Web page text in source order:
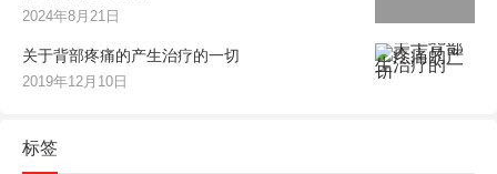
2024年8月21日
关于背部疼痛的产生治疗的一切
2019年12月10日
标签